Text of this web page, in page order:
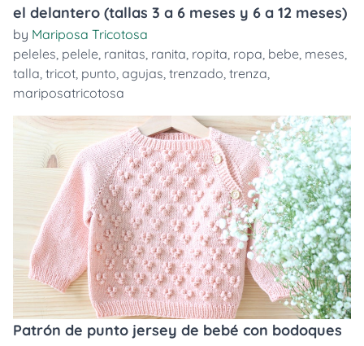
el delantero (tallas 3 a 6 meses y 6 a 12 meses)
by Mariposa Tricotosa
peleles, pelele, ranitas, ranita, ropita, ropa, bebe, meses,
talla, tricot, punto, agujas, trenzado, trenza,
mariposatricotosa
Patrón de punto jersey de bebé con bodoques